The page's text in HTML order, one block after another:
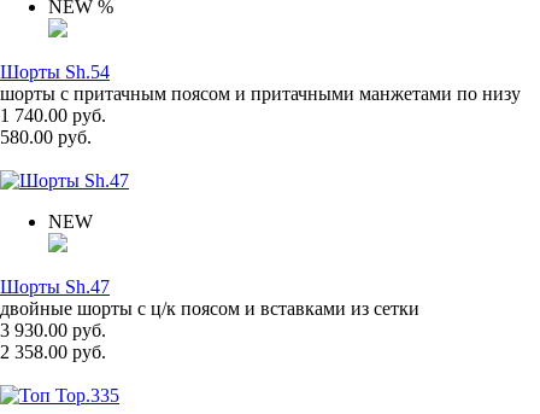
NEW %
Шорты Sh.54
шорты с притачным поясом и притачными манжетами по низу
1 740.00 руб.
580.00 руб.
NEW
Шорты Sh.47
двойные шорты с ц/к поясом и вставками из сетки
3 930.00 руб.
2 358.00 руб.